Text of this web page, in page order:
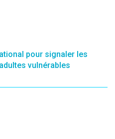
pour signaler les
vulnérables